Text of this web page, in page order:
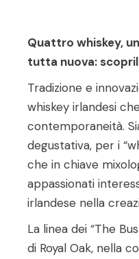
Quattro whiskey,
tutta nuova:
Tradizione e
whiskey irlandesi
contemporaneità.
degustativa, per i
che in chiave
appassionati
irlandese nella
La linea dei “The
di Royal Oak, nella